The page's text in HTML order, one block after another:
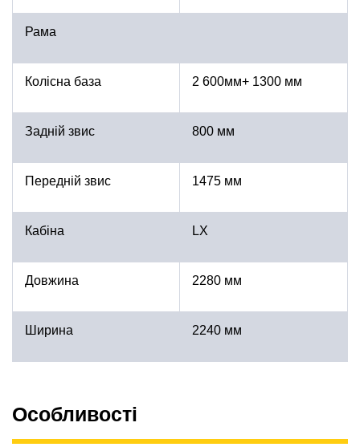
Рама
Колісна база 2 600мм+ 1300 мм
Задній звис 800 мм
Передній звис 1475 мм
Кабіна LX
Довжина 2280 мм
Ширина 2240 мм
Особливості